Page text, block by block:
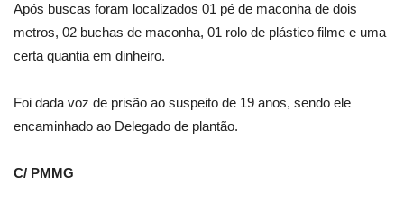
Após buscas foram localizados 01 pé de maconha de dois
metros, 02 buchas de maconha, 01 rolo de plástico filme e uma
certa quantia em dinheiro.
Foi dada voz de prisão ao suspeito de 19 anos, sendo ele
encaminhado ao Delegado de plantão.
C/ PMMG